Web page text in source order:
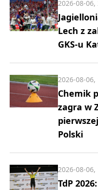
Lech z
GKS-u
2026-08-06,
Chemik
zagra w
Polski
2026-08-06,
TdP
2026-08-06,